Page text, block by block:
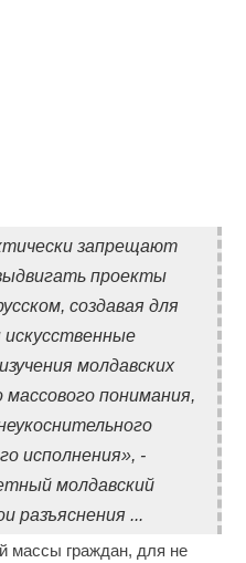
запрещают
проекты
создавая для
искусственные
молдавских
массового понимания,
исполнения», -
молдавский
разъяснения ...
массы граждан, для не